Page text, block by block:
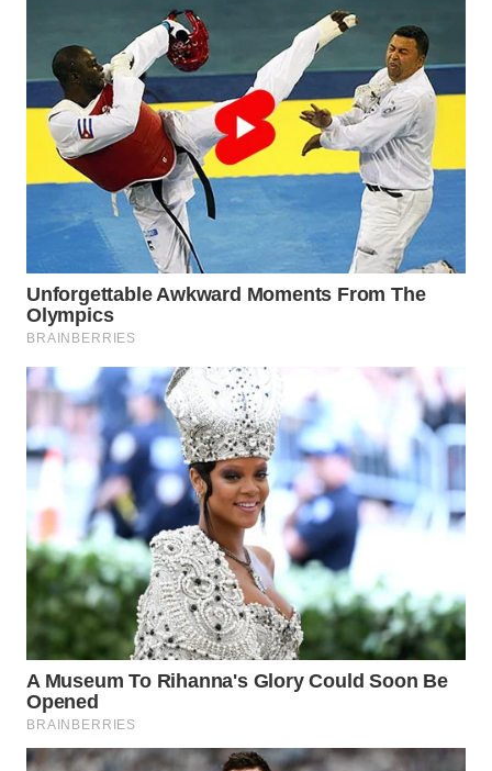
LIKUPANG
WN
LABUANBAJO
WN
Media
Group
NEWS
WAHANA
TANI
WAHANA
ADVOKAT
WAHANA
INFRASTRUKTUR
WAHANA
KONSUMEN
WAHANA